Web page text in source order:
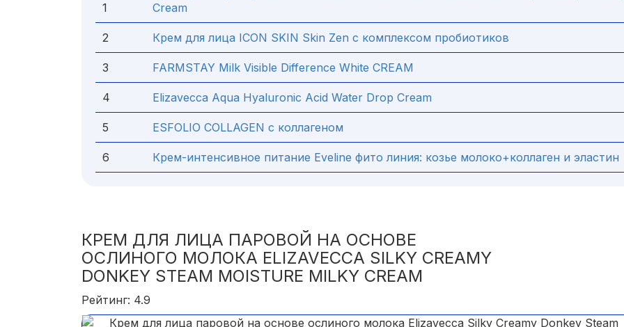
1
Cream
2 Крем для лица ICON SKIN Skin Zen с комплексом пробиотиков
3 FARMSTAY Milk Visible Difference White CREAM
4 Elizavecca Aqua Hyaluronic Acid Water Drop Cream
5 ESFOLIO COLLAGEN с коллагеном
6 Крем-интенсивное питание Eveline фито линия: козье молоко+коллаген и эластин
КРЕМ ДЛЯ ЛИЦА ПАРОВОЙ НА ОСНОВЕ
ОСЛИНОГО МОЛОКА ELIZAVECCA SILKY CREAMY
DONKEY STEAM MOISTURE MILKY CREAM
Рейтинг: 4.9